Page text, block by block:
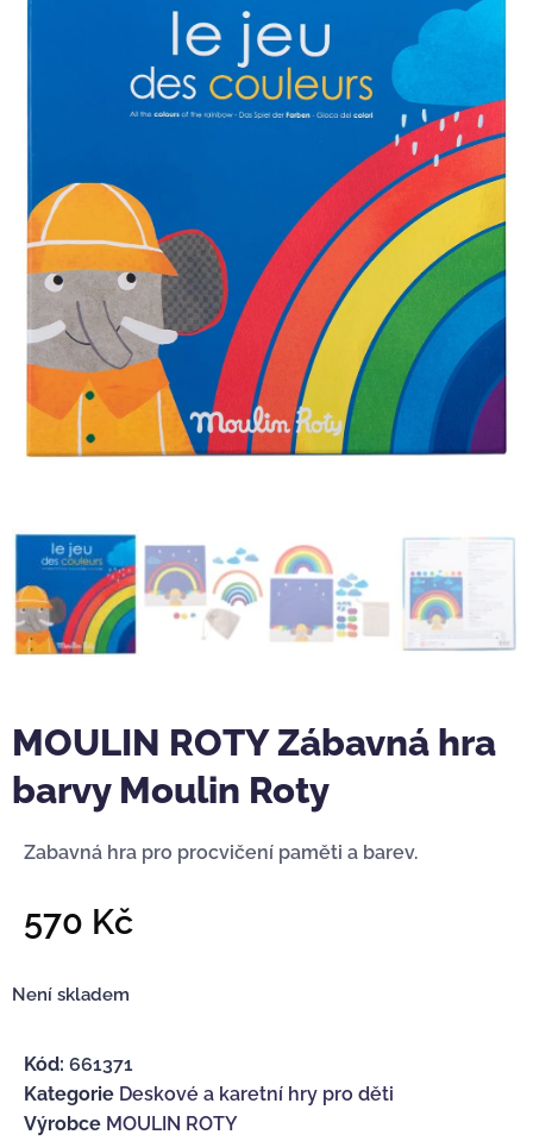
MOULIN ROTY Zábavná hra
barvy Moulin Roty
Zabavná hra pro procvičení paměti a barev.
570 Kč
Není skladem
Kód: 661371
Kategorie Deskové a karetní hry pro děti
Výrobce MOULIN ROTY